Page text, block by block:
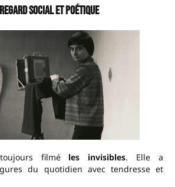
social et poétique
filmé les invisibles. Elle a
du quotidien avec tendresse et